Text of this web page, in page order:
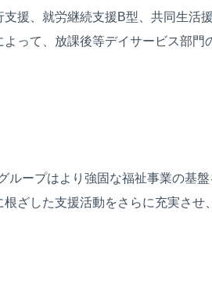
援、就労継続支援B型、共同生活
って、放課後等デイサービス部門
ープはより強固な福祉事業の基
ざした支援活動をさらに充実させ